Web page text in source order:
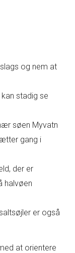
og nem at
stadig se
søen Myvatn
gang i
der er
halvøen
er også
at orientere